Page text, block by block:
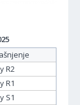
R2
R1
S1